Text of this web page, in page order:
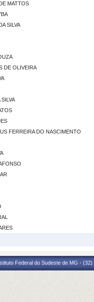
MATTOS
SILVA
DE OLIVEIRA
FERREIRA DO NASCIMENTO
Federal do Sudeste de MG -